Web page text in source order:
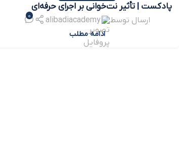
پادکست | تأثیر نت‌خوانی بر اجرای حرفه‌ای
موسیقیارسال توسط alibadiacademy
0
ادامه مطلب